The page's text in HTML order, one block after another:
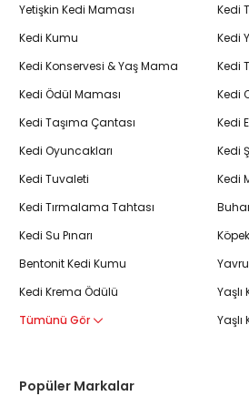
Yetişkin Kedi Maması
Kedi Kumu
Kedi Konservesi & Yaş Mama
Kedi Ödül Maması
Kedi Taşıma Çantası
Kedi Oyuncakları
Kedi Tuvaleti
Kedi Tırmalama Tahtası
Kedi Su Pınarı
Bentonit Kedi Kumu
Kedi Krema Ödülü
Tümünü Gör
Kedi
Kedi
Kedi
Kedi
Kedi
Kedi
Kedi
Yaşlı
Yaşlı
Popüler Markalar